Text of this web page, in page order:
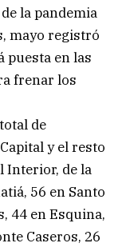
la pandemia
mayo registró
puesta en las
frenar los
de
y el resto
Interior, de la
56 en Santo
44 en Esquina,
Caseros, 26